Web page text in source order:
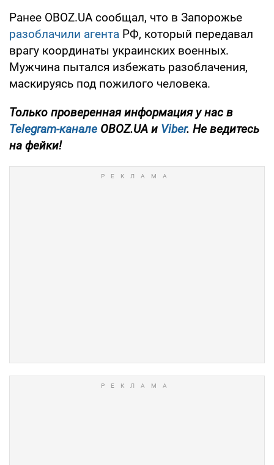
Ранее OBOZ.UA сообщал, что в Запорожье
разоблачили агента РФ, который передавал
врагу координаты украинских военных.
Мужчина пытался избежать разоблачения,
маскируясь под пожилого человека.
Только проверенная информация у нас в
Telegram-канале OBOZ.UA и Viber. Не ведитесь
на фейки!